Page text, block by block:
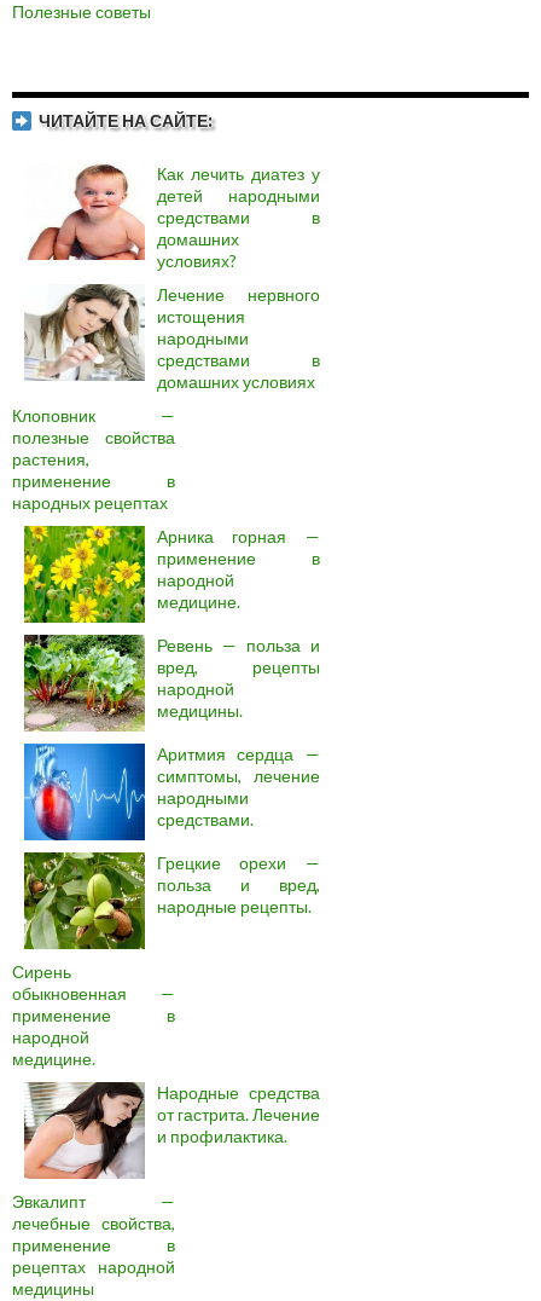
Полезные советы
ЧИТАЙТЕ НА САЙТЕ:
Как лечить диатез у
детей народными
средствами в
домашних
условиях?
Лечение нервного
истощения
народными
средствами в
домашних условиях
Клоповник —
полезные свойства
растения,
применение в
народных рецептах
Арника горная —
применение в
народной
медицине.
Ревень — польза и
вред, рецепты
народной
медицины.
Аритмия сердца —
симптомы, лечение
народными
средствами.
Грецкие орехи —
польза и вред,
народные рецепты.
Сирень
обыкновенная —
применение в
народной
медицине.
Народные средства
от гастрита. Лечение
и профилактика.
Эвкалипт —
лечебные свойства,
применение в
рецептах народной
медицины